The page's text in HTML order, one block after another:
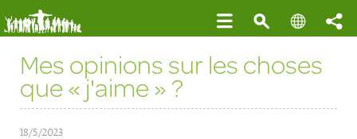
Mes opinions sur les choses
que « j'aime » ?
18/5/2023